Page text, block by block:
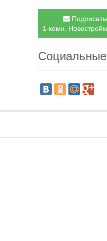
1-комн.